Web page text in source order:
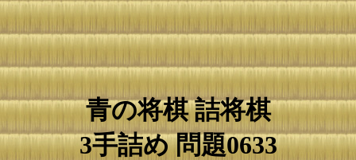
青の将棋 詰将棋
3手詰め 問題0633